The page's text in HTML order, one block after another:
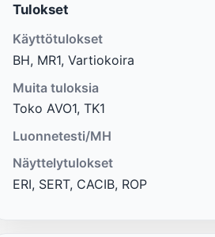
Tulokset
Käyttötulokset
BH, MR1, Vartiokoira
Muita tuloksia
Toko AVO1, TK1
Luonnetesti/MH
Näyttelytulokset
ERI, SERT, CACIB, ROP